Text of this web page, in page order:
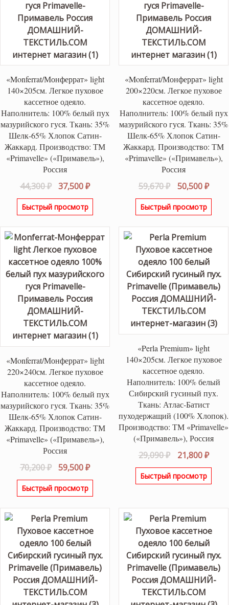
«Monferrat/Монферрат» light
140×205см. Легкое пуховое
кассетное одеяло.
Наполнитель: 100% белый пух
мазурийского гуся. Ткань: 35%
Шелк-65% Хлопок Сатин-
Жаккард. Производство: ТМ
«Primavelle» («Примавель»),
Россия
44,300₽
Первоначальная
цена
составляла
37,500₽Текущая
цена:
Быстрый просмотр
«Monferrat/Монферрат» light
200×220см. Легкое пуховое
кассетное одеяло.
Наполнитель: 100% белый пух
мазурийского гуся. Ткань: 35%
Шелк-65% Хлопок Сатин-
Жаккард. Производство: ТМ
«Primavelle» («Примавель»),
Россия
59,670₽
цена
составляла
50,500₽
Быстрый просмотр
«Monferrat/Монферрат» light
220×240см. Легкое пуховое
кассетное одеяло.
Наполнитель: 100% белый пух
мазурийского гуся. Ткань: 35%
Шелк-65% Хлопок Сатин-
Жаккард. Производство: ТМ
«Primavelle» («Примавель»),
Россия
70,200₽
Первоначальная
цена
составляла
59,500₽Текущая
цена:
Быстрый просмотр
«Perla Premium» light
140×205см. Легкое пуховое
кассетное одеяло.
Наполнитель: 100% белый
Сибирский гусиный пух.
Ткань: Атлас-Батист
пуходержащий (100% Хлопок).
Производство: ТМ «Primavelle»
(«Примавель»), Россия
29,090₽
цена
составляла
21,800₽
Быстрый просмотр